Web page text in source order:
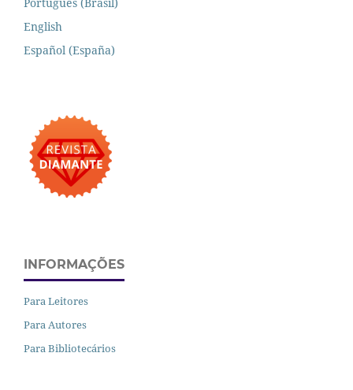
Português (Brasil)
English
Español (España)
INFORMAÇÕES
Para Leitores
Para Autores
Para Bibliotecários